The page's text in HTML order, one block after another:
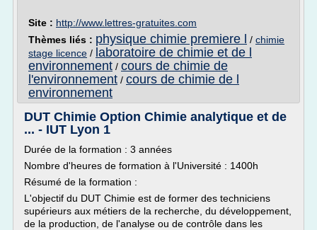
Site : http://www.lettres-gratuites.com
Thèmes liés : physique chimie premiere l / chimie
stage licence / laboratoire de chimie et de l
environnement / cours de chimie de
l'environnement / cours de chimie de l
environnement
DUT Chimie Option Chimie analytique et de
... - IUT Lyon 1
Durée de la formation : 3 années
Nombre d'heures de formation à l'Université : 1400h
Résumé de la formation :
L'objectif du DUT Chimie est de former des techniciens
supérieurs aux métiers de la recherche, du développement,
de la production, de l'analyse ou de contrôle dans les